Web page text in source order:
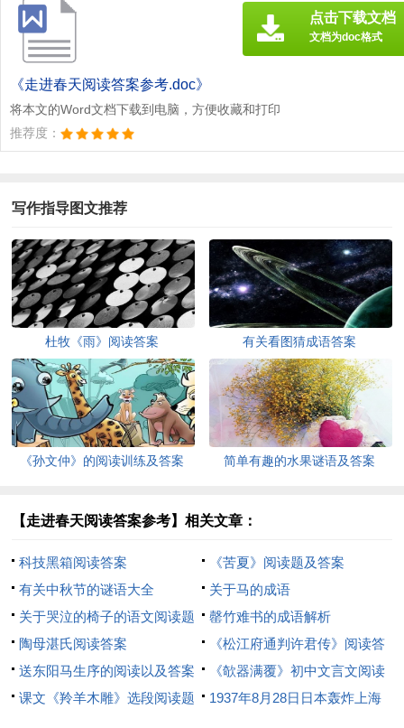
《走进春天阅读答案参考.doc》
将本文的Word文档下载到电脑，方便收藏和打印
推荐度：
点击下载文档
文档为doc格式
写作指导图文推荐
杜牧《雨》阅读答案 有关看图猜成语答案
《孙文仲》的阅读训练及答案 简单有趣的水果谜语及答案
【走进春天阅读答案参考】相关文章：
科技黑箱阅读答案
《苦夏》阅读题及答案
有关中秋节的谜语大全
关于马的成语
关于哭泣的椅子的语文阅读题
答案
罄竹难书的成语解析
陶母湛氏阅读答案
《松江府通判许君传》阅读答
案及解析附翻译
送东阳马生序的阅读以及答案
《欹器满覆》初中文言文阅读
答案
课文《羚羊木雕》选段阅读题
1937年8月28日日本轰炸上海